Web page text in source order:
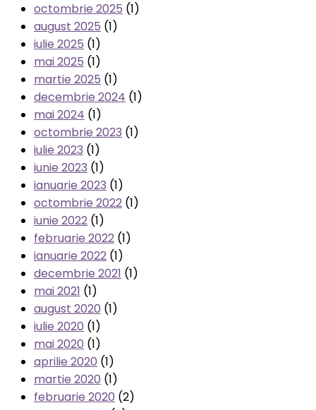
octombrie 2025 (1)
august 2025 (1)
iulie 2025 (1)
mai 2025 (1)
martie 2025 (1)
decembrie 2024 (1)
mai 2024 (1)
octombrie 2023 (1)
iulie 2023 (1)
iunie 2023 (1)
ianuarie 2023 (1)
octombrie 2022 (1)
iunie 2022 (1)
februarie 2022 (1)
ianuarie 2022 (1)
decembrie 2021 (1)
mai 2021 (1)
august 2020 (1)
iulie 2020 (1)
mai 2020 (1)
aprilie 2020 (1)
martie 2020 (1)
februarie 2020 (2)